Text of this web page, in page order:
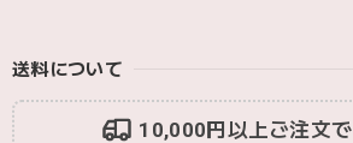
送料について
10,000円以上ご注文で